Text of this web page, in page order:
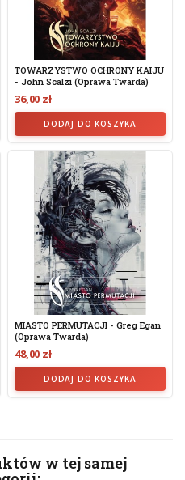
TOWARZYSTWO OCHRONY KAIJU
- John Scalzi (oprawa Twarda)
36,00 zł
DODAJ DO KOSZYKA
MIASTO PERMUTACJI - Greg Egan
(Oprawa Twarda)
48,00 zł
DODAJ DO KOSZYKA
w tej samej